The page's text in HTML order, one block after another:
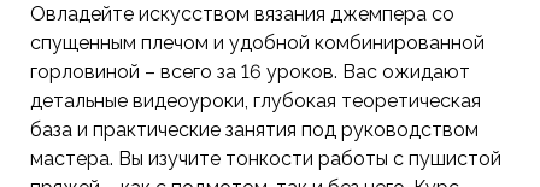
Овладейте искусством вязания джемпера со
спущенным плечом и удобной комбинированной
горловиной – всего за 16 уроков. Вас ожидают
детальные видеоуроки, глубокая теоретическая
база и практические занятия под руководством
мастера. Вы изучите тонкости работы с пушистой